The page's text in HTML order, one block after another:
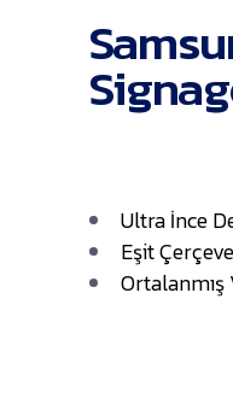
Ultra İnce
Eşit Çerçeve
Ortalanmış